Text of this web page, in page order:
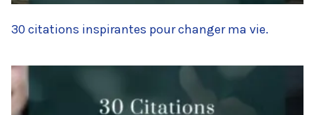
30 citations inspirantes pour changer ma vie.